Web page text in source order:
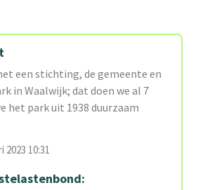
een stichting, de gemeente en
in Waalwijk; dat doen we al 7
het park uit 1938 duurzaam
2023 10:31